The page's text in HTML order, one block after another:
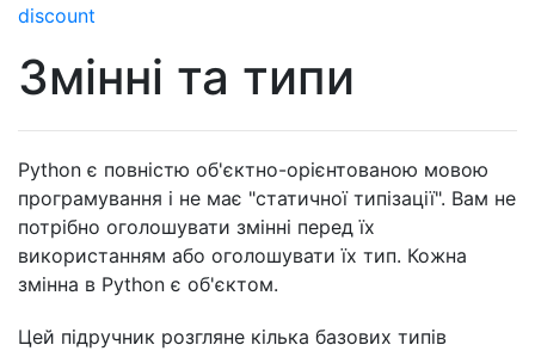
discount
Змінні та типи
Python є повністю об'єктно-орієнтованою мовою
програмування і не має "статичної типізації". Вам не
потрібно оголошувати змінні перед їх
використанням або оголошувати їх тип. Кожна
змінна в Python є об'єктом.
Цей підручник розгляне кілька базових типів